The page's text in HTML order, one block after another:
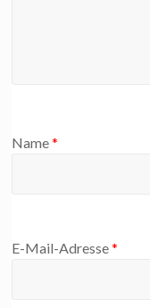
Name*
E-Mail-Adresse*